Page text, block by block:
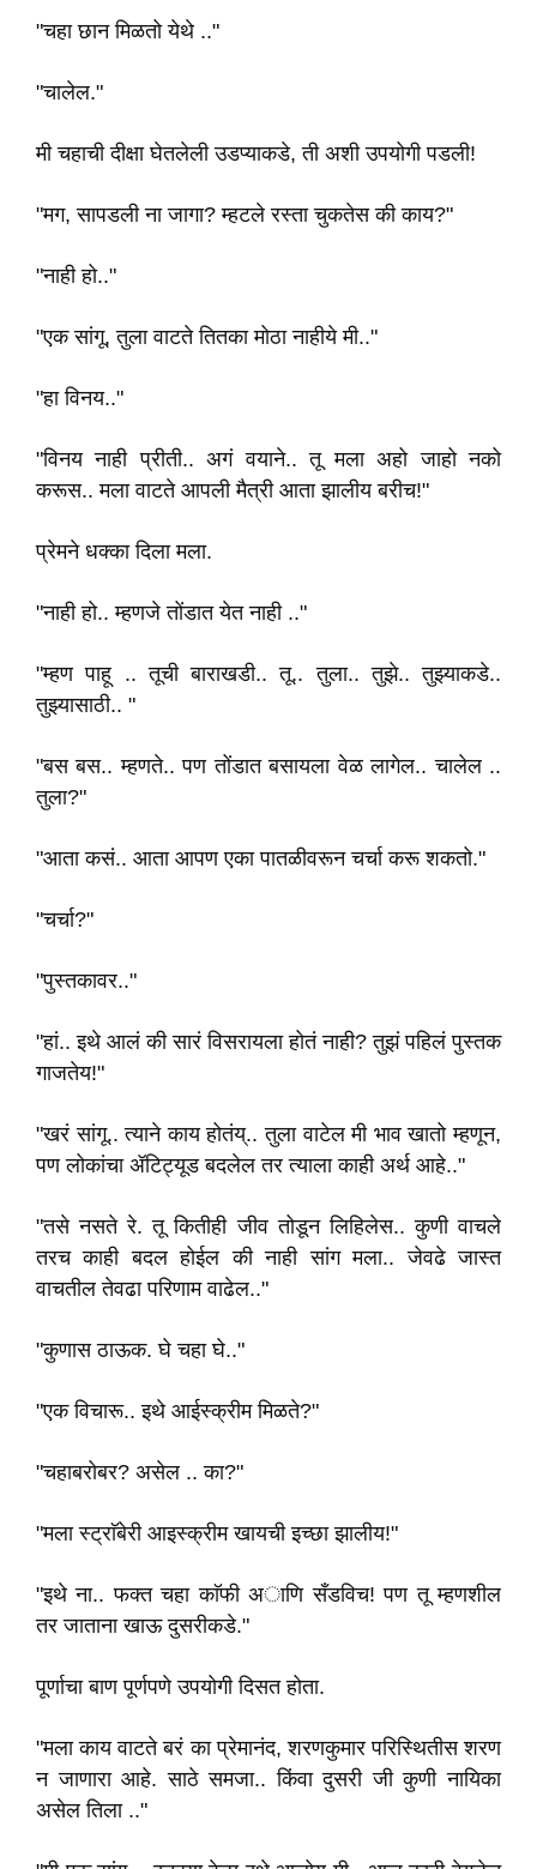
"चहा छान मिळतो येथे .."
"चालेल."
मी चहाची दीक्षा घेतलेली उडप्याकडे, ती अशी उपयोगी पडली!
"मग, सापडली ना जागा? म्हटले रस्ता चुकतेस की काय?"
"नाही हो.."
"एक सांगू, तुला वाटते तितका मोठा नाहीये मी.."
"हा विनय.."
"विनय नाही प्रीती.. अगं वयाने.. तू मला अहो जाहो नको
करूस.. मला वाटते आपली मैत्री आता झालीय बरीच!"
प्रेमने धक्का दिला मला.
"नाही हो.. म्हणजे तोंडात येत नाही .."
"म्हण पाहू .. तूची बाराखडी.. तू.. तुला.. तुझे.. तुझ्याकडे..
तुझ्यासाठी.. "
"बस बस.. म्हणते.. पण तोंडात बसायला वेळ लागेल.. चालेल ..
तुला?"
"आता कसं.. आता आपण एका पातळीवरून चर्चा करू शकतो."
"चर्चा?"
"पुस्तकावर.."
"हां.. इथे आलं की सारं विसरायला होतं नाही? तुझं पहिलं पुस्तक
गाजतेय!"
"खरं सांगू.. त्याने काय होतंय्.. तुला वाटेल मी भाव खातो म्हणून,
पण लोकांचा ॲटिट्यूड बदलेल तर त्याला काही अर्थ आहे.."
"तसे नसते रे. तू कितीही जीव तोडून लिहिलेस.. कुणी वाचले
तरच काही बदल होईल की नाही सांग मला.. जेवढे जास्त
वाचतील तेवढा परिणाम वाढेल.."
"कुणास ठाऊक. घे चहा घे.."
"एक विचारू.. इथे आईस्क्रीम मिळते?"
"चहाबरोबर? असेल .. का?"
"मला स्ट्राॅबेरी आइस्क्रीम खायची इच्छा झालीय!"
"इथे ना.. फक्त चहा काॅफी अाणि सँडविच! पण तू म्हणशील
तर जाताना खाऊ दुसरीकडे."
पूर्णाचा बाण पूर्णपणे उपयोगी दिसत होता.
"मला काय वाटते बरं का प्रेमानंद, शरणकुमार परिस्थितीस शरण
न जाणारा आहे. साठे समजा.. किंवा दुसरी जी कुणी नायिका
असेल तिला .."